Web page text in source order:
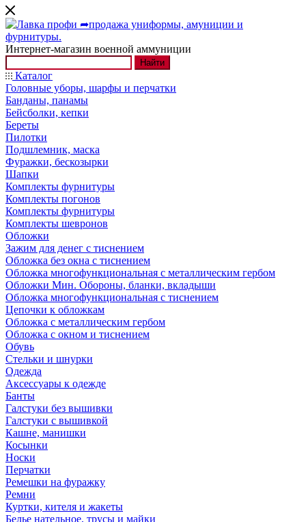
Интернет-магазин военной аммуниции
Найти
Каталог
Головные уборы, шарфы и перчатки
Банданы, панамы
Бейсболки, кепки
Береты
Пилотки
Подшлемник, маска
Фуражки, бескозырки
Шапки
Комплекты фурнитуры
Комплекты погонов
Комплекты фурнитуры
Комплекты шевронов
Обложки
Зажим для денег с тиснением
Обложка без окна с тиснением
Обложка многофункциональная с металлическим гербом
Обложки Мин. Обороны, бланки, вкладыши
Обложка многофункциональная с тиснением
Цепочки к обложкам
Обложка с металлическим гербом
Обложка с окном и тиснением
Обувь
Стельки и шнурки
Одежда
Аксессуары к одежде
Банты
Галстуки без вышивки
Галстуки с вышивкой
Кашне, манишки
Косынки
Носки
Перчатки
Ремешки на фуражку
Ремни
Куртки, кителя и жакеты
Белье нательное, трусы и майки